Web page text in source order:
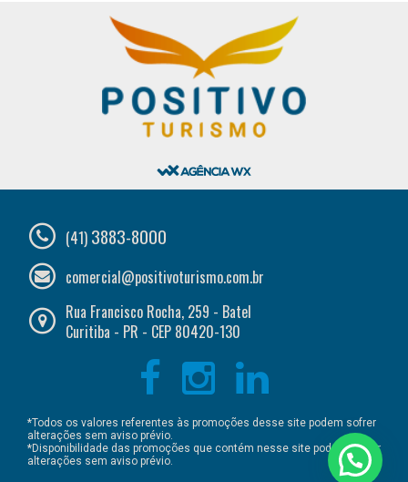
(41) 3883-8000
comercial@positivoturismo.com.br
Rua Francisco Rocha, 259 - Batel
Curitiba - PR - CEP 80420-130
*Todos os valores referentes às promoções desse site podem sofrer
alterações sem aviso prévio.
*Disponibilidade das promoções que contém nesse site podem sofrer
alterações sem aviso prévio.